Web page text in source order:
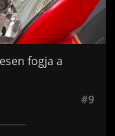
fogja a
#9